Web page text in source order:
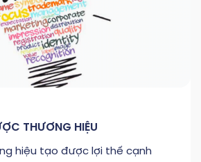
THƯƠNG HIỆU
hiệu tạo được lợi thế cạnh